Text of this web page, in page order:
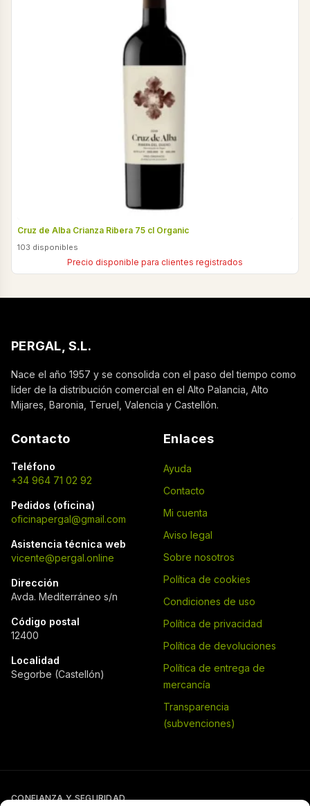
Cruz de Alba Crianza Ribera 75 cl Organic
103 disponibles
Precio disponible para clientes registrados
PERGAL, S.L.
Nace el año 1957 y se consolida con el paso del tiempo como
líder de la distribución comercial en el Alto Palancia, Alto
Mijares, Baronia, Teruel, Valencia y Castellón.
Contacto
Teléfono
+34 964 71 02 92
Pedidos (oficina)
oficinapergal@gmail.com
Asistencia técnica web
vicente@pergal.online
Dirección
Avda. Mediterráneo s/n
Código postal
12400
Localidad
Segorbe (Castellón)
Enlaces
Ayuda
Contacto
Mi cuenta
Aviso legal
Sobre nosotros
Política de cookies
Condiciones de uso
Política de privacidad
Política de devoluciones
Política de entrega de
mercancía
Transparencia
(subvenciones)
CONFIANZA Y SEGURIDAD